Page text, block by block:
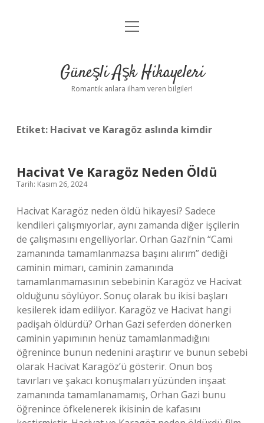
Anasayfa
Yasal Uyarı
menüyü
Güneşli Aşk Hikayeleri
Romantik anlara ilham veren bilgiler!
Etiket: Hacivat ve Karagöz aslında kimdir
Hacivat Ve Karagöz Neden Öldü
Tarih: Kasım 26, 2024
Hacivat Karagöz neden öldü hikayesi? Sadece
kendileri çalışmıyorlar, aynı zamanda diğer işçilerin
de çalışmasını engelliyorlar. Orhan Gazi’nin “Cami
zamanında tamamlanmazsa başını alırım” dediği
caminin mimarı, caminin zamanında
tamamlanmamasının sebebinin Karagöz ve Hacivat
olduğunu söylüyor. Sonuç olarak bu ikisi başları
kesilerek idam ediliyor. Karagöz ve Hacivat hangi
padişah öldürdü? Orhan Gazi seferden dönerken
caminin yapımının henüz tamamlanmadığını
öğrenince bunun nedenini araştırır ve bunun sebebi
olarak Hacivat Karagöz’ü gösterir. Onun boş
tavırları ve şakacı konuşmaları yüzünden inşaat
zamanında tamamlanamamış, Orhan Gazi bunu
öğrenince öfkelenerek ikisinin de kafasını